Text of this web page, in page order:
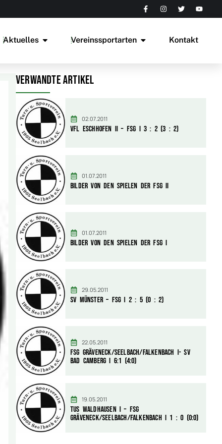
Aktuelles Vereinssportarten Kontakt
Verwandte Artikel
02.07.2011
Vfl Eschhofen II – FSG I 3 : 2 (3 : 2)
01.07.2011
Bilder von den Spielen der FSG II
01.07.2011
Bilder von den Spielen der FSG I
29.05.2011
SV Münster – FSG I 2 : 5 (0 : 2)
22.05.2011
FSG Gräveneck/Seelbach/Falkenbach I- SV
Bad Camberg I 6:1 (4:0)
19.05.2011
TuS Waldhausen I – FSG
Gräveneck/Seelbach/Falkenbach I 1 : 0 (0:0)